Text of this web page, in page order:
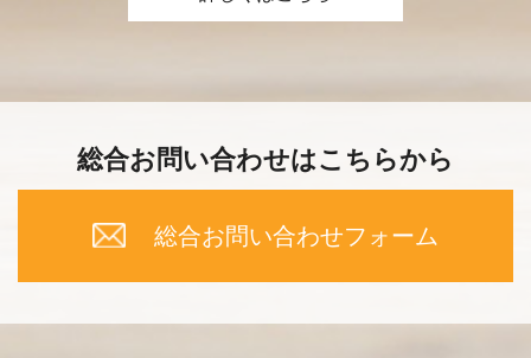
総合お問い合わせはこちらから
総合お問い合わせフォーム